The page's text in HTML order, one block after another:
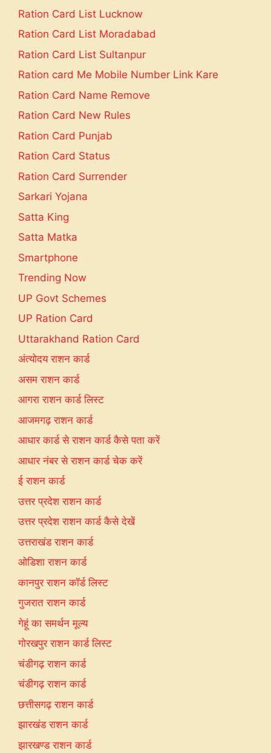
Ration Card List Lucknow
Ration Card List Moradabad
Ration Card List Sultanpur
Ration card Me Mobile Number Link Kare
Ration Card Name Remove
Ration Card New Rules
Ration Card Punjab
Ration Card Status
Ration Card Surrender
Sarkari Yojana
Satta King
Satta Matka
Smartphone
Trending Now
UP Govt Schemes
UP Ration Card
Uttarakhand Ration Card
अंत्योदय राशन कार्ड
असम राशन कार्ड
आगरा राशन कार्ड लिस्ट
आजमगढ़ राशन कार्ड
आधार कार्ड से राशन कार्ड कैसे पता करें
आधार नंबर से राशन कार्ड चेक करें
ई राशन कार्ड
उत्तर प्रदेश राशन कार्ड
उत्तर प्रदेश राशन कार्ड कैसे देखें
उत्तराखंड राशन कार्ड
ओडिशा राशन कार्ड
कानपुर राशन कॉर्ड लिस्ट
गुजरात राशन कार्ड
गेहूं का समर्थन मूल्य
गोरखपुर राशन कार्ड लिस्ट
चंडीगढ़ राशन कार्ड
चंडीगढ़ राशन कार्ड
छत्तीसगढ़ राशन कार्ड
झारखंड राशन कार्ड
झारखण्ड राशन कार्ड